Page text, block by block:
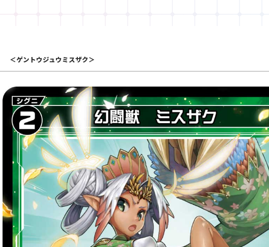
＜ゲントウジュウミスザク＞